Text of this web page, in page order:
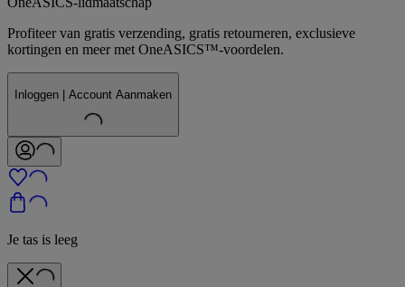
Profiteer van gratis verzending, gratis retourneren, exclusieve
kortingen en meer met OneASICS™-voordelen.
Inloggen | Account Aanmaken
Je tas is leeg